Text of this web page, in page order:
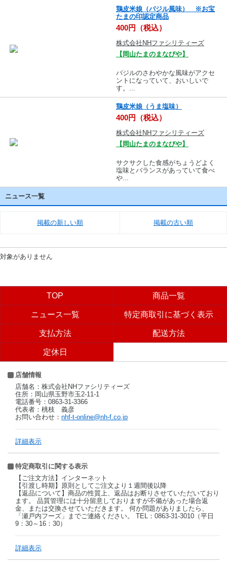
鶏皮米娘（バジル風味） ※お宝
たまの印認定商品
400円（税込）
株式会社NHファシリティーズ
【岡山たまのまなびや】
バジルのさわやかな風味がアクセ
ントになっていて、おいしいで
す。...
鶏皮米娘（うま塩味）
400円（税込）
株式会社NHファシリティーズ
【岡山たまのまなびや】
サクサクした食感がちょうどよく
塩味とバランスがあっていて食べ
や...
ニュース一覧
掲載の新しい順 掲載の古い順
対象がありません
TOP 商品一覧
ニュース一覧 特定商取引に基づく表示
支払方法 配送方法
定休日
店舗情報
店舗名：株式会社NHファシリティーズ
住所：岡山県玉野市玉2-11-1
電話番号：0863-31-3366
代表者：桃枝 義彦
お問い合わせ： nhf-t-online@nh-f.co.jp
詳細表示
特定商取引に関する表示
【ご注文方法】インターネット
【引渡し時期】原則としてご注文より１週間後以降
【返品について】商品の性質上、返品はお断りさせていただいており
ます。 品質管理には十分留意しておりますが不備があった場合返
金、または交換させていただきます。 何か問題がありましたら、
「瀬戸内フーズ」までご連絡ください。 TEL：0863-31-3010（平日
9：30～16：30）
詳細表示